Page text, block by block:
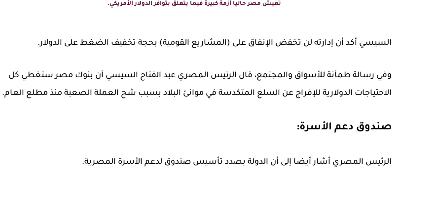
تعيش مصر حاليا أزمة كبيرة فيما يتعلق بتوافر الدولار الأمريكي.
السيسي أكد أن إدارته لن تخفض الإنفاق على (المشاريع القومية) بحجة تخفيف الضغط على الدولار.
وفي رسالة طمأنة للأسواق والمجتمع، قال الرئيس المصري عبد الفتاح السيسي أن بنوك مصر ستغطي كل
الاحتياجات الدولارية للإفراج عن السلع المتكدسة في موانئ البلاد بسبب شح العملة الصعبة منذ مطلع العام.
صندوق دعم الأسرة:
الرئيس المصري أشار أيضا إلى أن الدولة بصدد تأسيس صندوق لدعم الأسرة المصرية.